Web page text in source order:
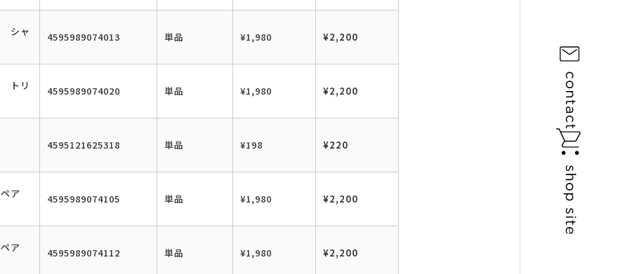
シャ
4595989074013 単品 ¥1,980 ¥2,200
トリ
4595989074020 単品 ¥1,980 ¥2,200
4595121625318 単品 ¥198 ¥220
ペア
4595989074105 単品 ¥1,980 ¥2,200
ペア
4595989074112 単品 ¥1,980 ¥2,200